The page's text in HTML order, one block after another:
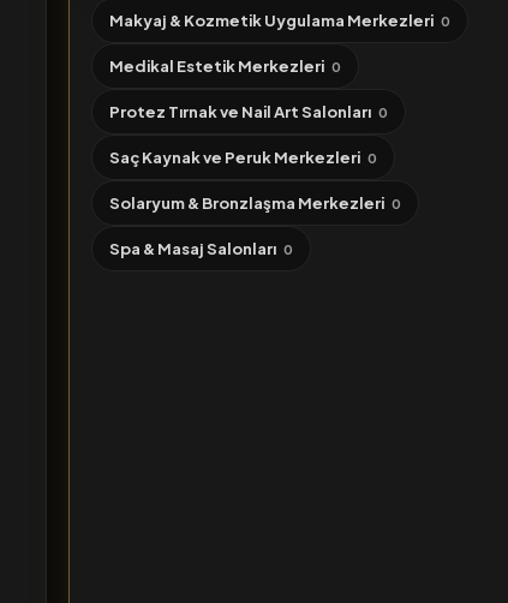
Makyaj & Kozmetik Uygulama Merkezleri 0
Medikal Estetik Merkezleri 0
Protez Tırnak ve Nail Art Salonları 0
Saç Kaynak ve Peruk Merkezleri 0
Solaryum & Bronzlaşma Merkezleri 0
Spa & Masaj Salonları 0